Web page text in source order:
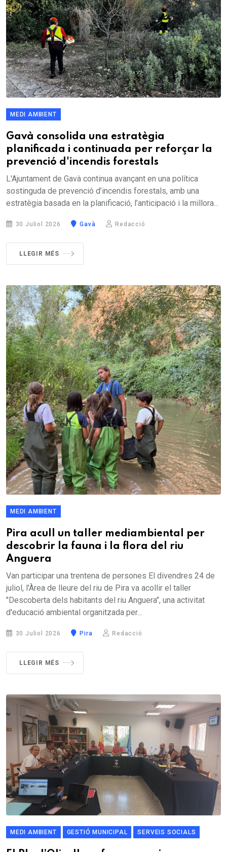
MEDI AMBIENT
Gavà consolida una estratègia
planificada i continuada per reforçar la
prevenció d'incendis forestals
L'Ajuntament de Gavà continua avançant en una política
sostinguda de prevenció d’incendis forestals, amb una
estratègia basada en la planificació, l’anticipació i la millora...
30 Juliol 2026 Gavà Redacció
LLEGIR MÉS
MEDI AMBIENT
Pira acull un taller mediambiental per
descobrir la fauna i la flora del riu
Anguera
Van participar una trentena de persones El divendres 24 de
juliol, l'Àrea de lleure del riu de Pira va acollir el taller
"Descoberta dels habitants del riu Anguera", una activitat
d'educació ambiental organitzada per...
30 Juliol 2026 Pira Redacció
LLEGIR MÉS
MEDI AMBIENT GESTIÓ MUNICIPAL SERVEIS SOCIALS